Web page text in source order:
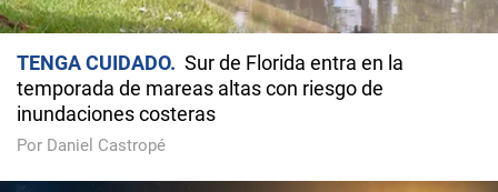
TENGA CUIDADO
Sur de Florida entra en la
temporada de mareas altas con riesgo de
inundaciones costeras
Por Daniel Castropé